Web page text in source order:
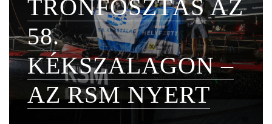
TRÓNFOSZTÁS AZ
58.
KÉKSZALAGON –
AZ RSM NYERT